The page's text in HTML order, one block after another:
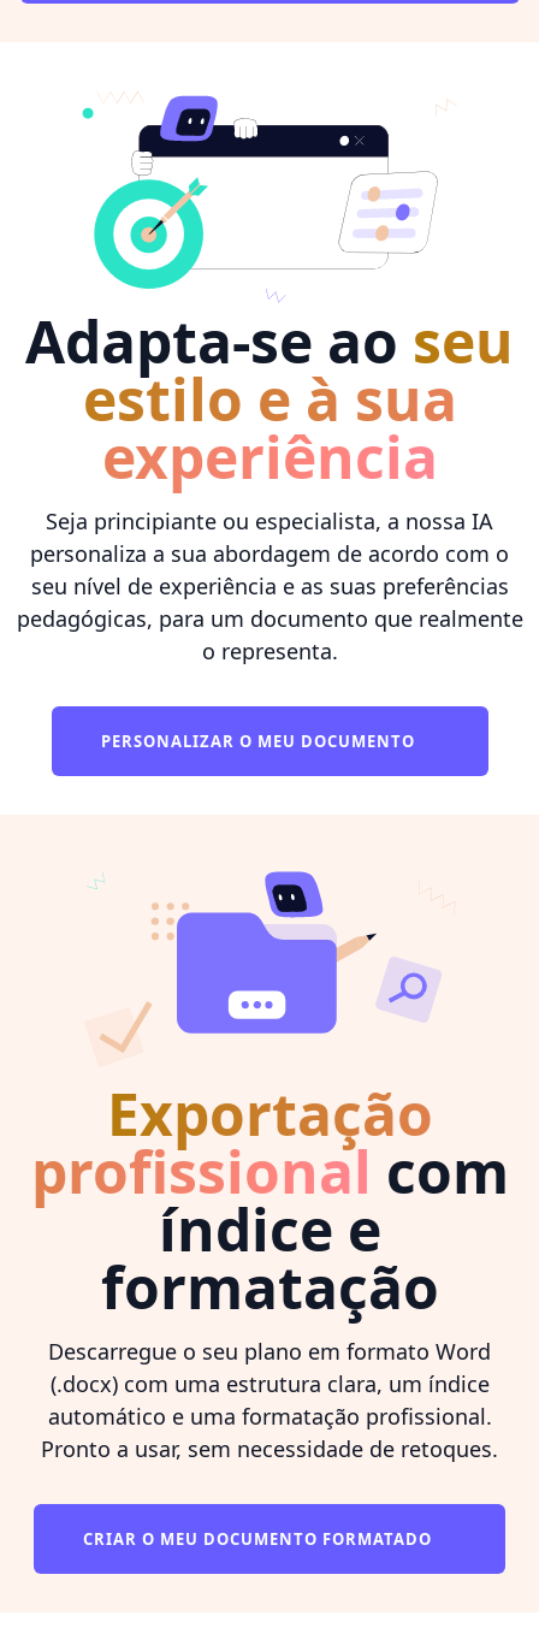
Adapta-se ao seu
estilo e à sua
experiência
Seja principiante ou especialista, a nossa IA
personaliza a sua abordagem de acordo com o
seu nível de experiência e as suas preferências
pedagógicas, para um documento que realmente
o representa.
PERSONALIZAR O MEU DOCUMENTO
Exportação
profissional com
índice e
formatação
Descarregue o seu plano em formato Word
(.docx) com uma estrutura clara, um índice
automático e uma formatação profissional.
Pronto a usar, sem necessidade de retoques.
CRIAR O MEU DOCUMENTO FORMATADO